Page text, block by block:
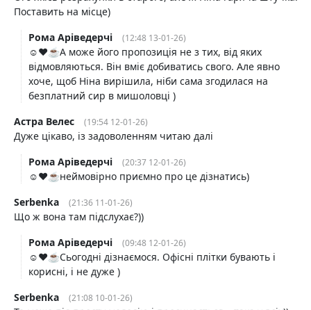
Поставить на місце)
Рома Аріведерчі
(12:48 13-01-26)
☺️❤️☕️А може його пропозиція не з тих, від яких
відмовляються. Він вміє добиватись свого. Але явно
хоче, щоб Ніна вирішила, ніби сама згодилася на
безплатний сир в мишоловці )
Астра Велес
(19:54 12-01-26)
Дуже цікаво, із задоволенням читаю далі
Рома Аріведерчі
(20:37 12-01-26)
☺️❤️☕️неймовірно приємно про це дізнатись)
Serbenka
(21:36 11-01-26)
Що ж вона там підслухає?))
Рома Аріведерчі
(09:48 12-01-26)
☺️❤️☕️Сьогодні дізнаємося. Офісні плітки бувають і
корисні, і не дуже )
Serbenka
(21:08 10-01-26)